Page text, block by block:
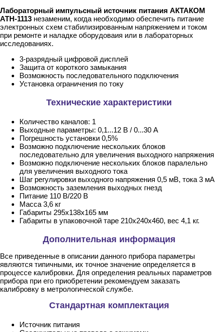
Лабораторный импульсный источник питания АКТАКОМ
АТН-1113 незаменим, когда необходимо обеспечить питание
электронных схем стабилизированным напряжением и током
при ремонте и наладке оборудоваия или в лабораторных
исследованиях.
3-разрядный цифровой дисплей
Защита от короткого замыкания
Возможность последовательного подключения
Установка ограничения по току
Технические характеристики
Количество каналов: 1
Выходные параметры: 0,1...12 В / 0...30 А
Погрешность установки 0,5%
Возможно подключение нескольких блоков
последовательно для увеличения выходного напряжения
Возможно подключение нескольких блоков паралельно
для увеличения выходного тока
Шаг регулировки выходного напряжения 0,5 мВ, тока 3 мА
Возможность заземления выходных гнезд
Питание 110 В/220 В
Масса 3,6 кг
Габариты 295x138x165 мм
Габариты в упаковочной таре 210х240х460, вес 4,1 кг.
Дополнительная информация
Все приведенные в описании данного прибора параметры
являются типичными, их точное значение определяется в
процессе калибровки. Для определения реальных параметров
прибора при его приобретении рекомендуем заказать
калибровку в метрологической службе.
Стандартная комплектация
Источник питания